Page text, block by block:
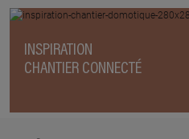
INSPIRATION
CHANTIER CONNECTÉ